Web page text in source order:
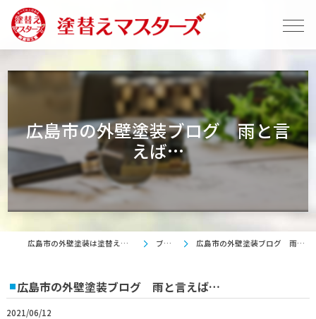
広島市の外壁塗装ブログ 雨と言
えば…
広島市の外壁塗装は塗替えマスターズ ブログ 広島市の外壁塗装ブログ 雨と言えば…
広島市の外壁塗装ブログ 雨と言えば…
2021/06/12